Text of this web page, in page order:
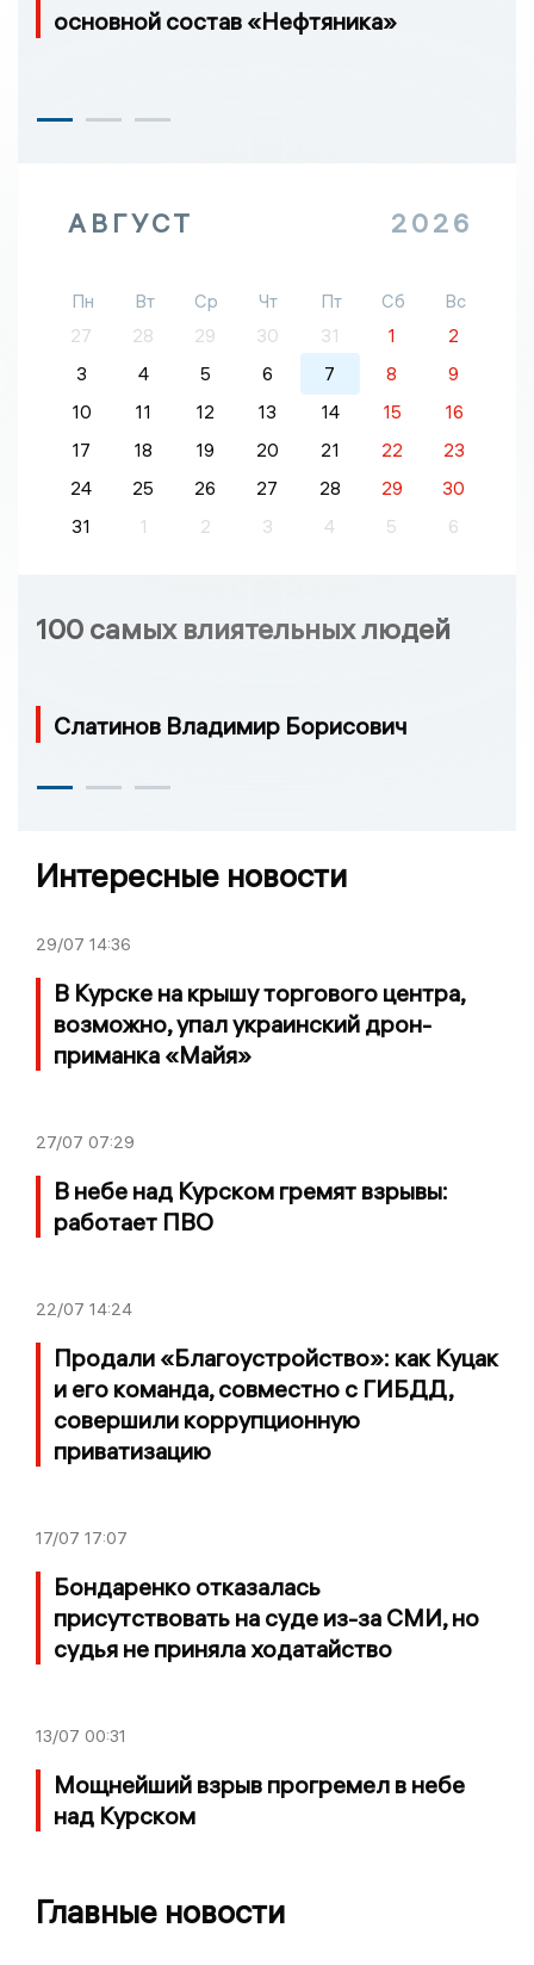
основной состав «Нефтяника»
АВГУСТ 2026
Пн Вт Ср Чт Пт Сб
Вс
27
28 29 30 31 1
2
3
4 5 6 7 8
9
10
11 12 13 14 15
16
17
18 19 20 21 22
23
24
25 26 27 28 29
30
31
1 2 3 4 5 6
100 самых влиятельных людей
Слатинов Владимир Борисович
Интересные новости
29/07 14:36
В Курске на крышу торгового центра,
возможно, упал украинский дрон-
приманка «Майя»
27/07 07:29
В небе над Курском гремят взрывы:
работает ПВО
22/07 14:24
Продали «Благоустройство»: как Куцак
и его команда, совместно с ГИБДД,
совершили коррупционную
приватизацию
17/07 17:07
Бондаренко отказалась
присутствовать на суде из-за СМИ, но
судья не приняла ходатайство
13/07 00:31
Мощнейший взрыв прогремел в небе
над Курском
Главные новости